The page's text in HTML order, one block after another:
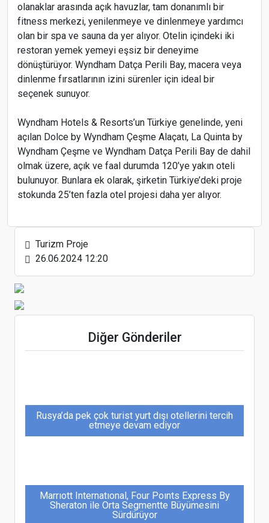
olanaklar arasında açık havuzlar, tam donanımlı bir
fitness merkezi, yenilenmeye ve dinlenmeye yardımcı
olan bir spa ve sauna da yer alıyor. Otelin içindeki iki
restoran yemek yemeyi eşsiz bir deneyime
dönüştürüyor. Wyndham Datça Perili Bay, macera veya
dinlenme fırsatlarının izini sürenler için ideal bir
seçenek sunuyor.
Wyndham Hotels & Resorts’un Türkiye genelinde, yeni
açılan Dolce by Wyndham Çeşme Alaçatı, La Quinta by
Wyndham Çeşme ve Wyndham Datça Perili Bay de dahil
olmak üzere, açık ve faal durumda 120’ye yakın oteli
bulunuyor. Bunlara ek olarak, şirketin Türkiye’deki proje
stokunda 25’ten fazla otel projesi daha yer alıyor.
Turizm Proje
26.06.2024 12:20
Diğer Gönderiler
Sanayi ve Teknoloji Bakanlığı Nisan ayına ait yeni
otel yatırım teşviklerini yayınladı
Ordu’da yeni otel açılışı Nisan'da
Sprinter’lerini teslim almaya başladı
Antalya’da açtı
Rusya’da pek çok turist yurt dışı otellerini tercih
etmeye devam ediyor
Marrıott Internatıonal, Four Poınts Express By
Sheraton ile Orta Segmentte Büyümesini
Sürdürüyor